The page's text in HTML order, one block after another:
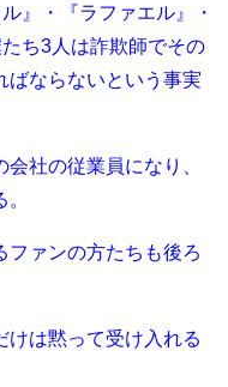
』・『ラファエル』・
ち3人は詐欺師でその
ばならないという事実
社の従業員になり、
ファンの方たちも後ろ
けは黙って受け入れる